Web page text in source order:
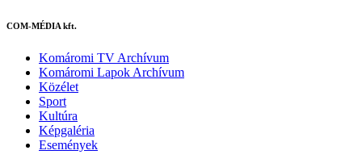
COM-MÉDIA kft.
Komáromi TV Archívum
Komáromi Lapok Archívum
Közélet
Sport
Kultúra
Képgaléria
Események